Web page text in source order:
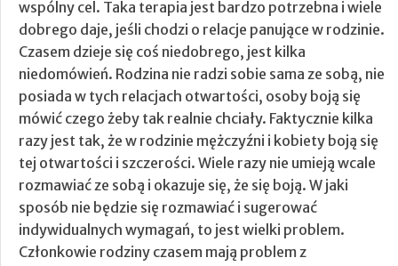
wspólny cel. Taka terapia jest bardzo potrzebna i wiele
dobrego daje, jeśli chodzi o relacje panujące w rodzinie.
Czasem dzieje się coś niedobrego, jest kilka
niedomówień. Rodzina nie radzi sobie sama ze sobą, nie
posiada w tych relacjach otwartości, osoby boją się
mówić czego żeby tak realnie chciały. Faktycznie kilka
razy jest tak, że w rodzinie mężczyźni i kobiety boją się
tej otwartości i szczerości. Wiele razy nie umieją wcale
rozmawiać ze sobą i okazuje się, że się boją. W jaki
sposób nie będzie się rozmawiać i sugerować
indywidualnych wymagań, to jest wielki problem.
Członkowie rodziny czasem mają problem z